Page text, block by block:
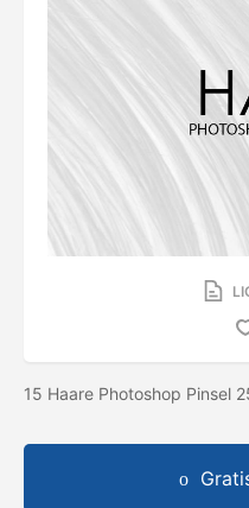
15 Haare Photoshop Pinsel